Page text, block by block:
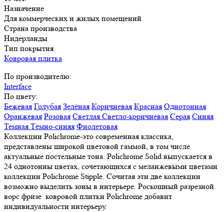
Назначение
Для коммерческих и жилых помещений
Страна производства
Нидерланды
Тип покрытия
Ковровая плитка
По производителю:
Interface
По цвету:
Бежевая Голубая Зелёная Коричневая Красная Однотонная
Оранжевая Розовая Светлая Светло-коричневая Серая Синяя
Темная Тёмно-синяя Фиолетовая
Коллекции Polichrome-это современная классика,
представлены широкой цветовой гаммой, в том числе
актуальные постельные тона. Polichrome Solid выпускается в
24 однотонны цветах, сочетающихся с меланжевыми цветами
коллекции Polichrome Stipple. Сочитая эти две коллекции
возможно выделить зоны в интерьере. Роскошный разрезной
ворс фризе ковровой плитки Polichrome добавит
индивидуальности интерьеру.